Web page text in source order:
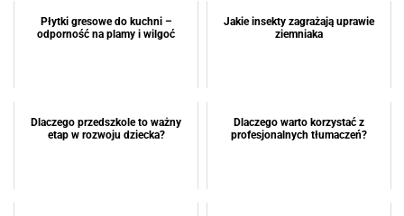
Płytki gresowe do kuchni –
odporność na plamy i wilgoć
Jakie insekty zagrażają uprawie
ziemniaka
Dlaczego przedszkole to ważny
etap w rozwoju dziecka?
Dlaczego warto korzystać z
profesjonalnych tłumaczeń?